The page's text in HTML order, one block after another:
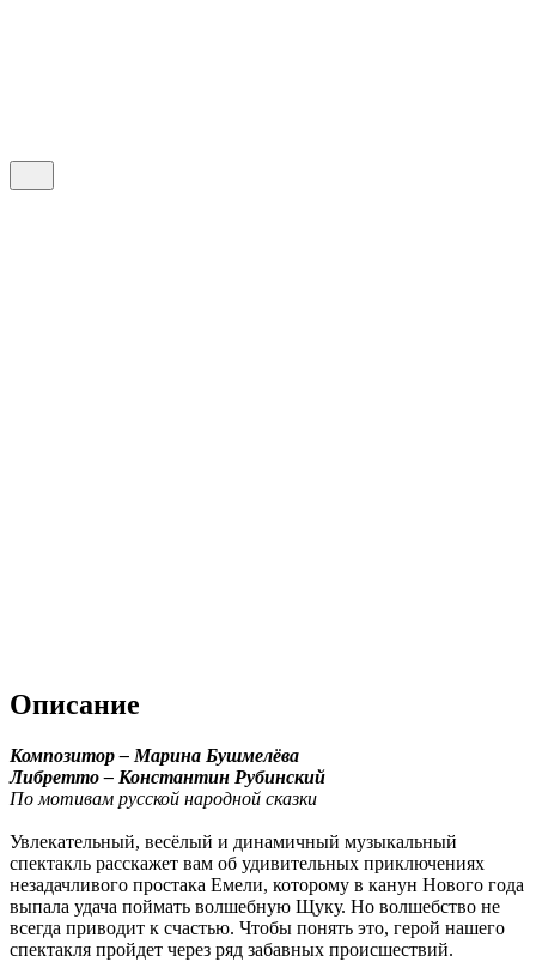
Описание
Композитор – Марина Бушмелёва
Либретто – Константин Рубинский
По мотивам русской народной сказки
Увлекательный, весёлый и динамичный музыкальный
спектакль расскажет вам об удивительных приключениях
незадачливого простака Емели, которому в канун Нового года
выпала удача поймать волшебную Щуку. Но волшебство не
всегда приводит к счастью. Чтобы понять это, герой нашего
спектакля пройдет через ряд забавных происшествий.